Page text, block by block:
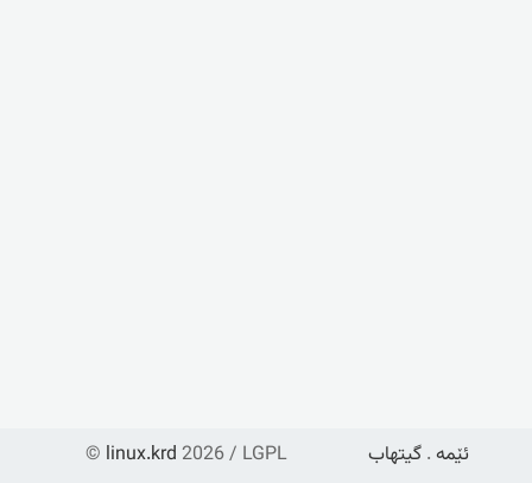
© linux.krd 2026 / LGPL ئێمە . گیتهاب